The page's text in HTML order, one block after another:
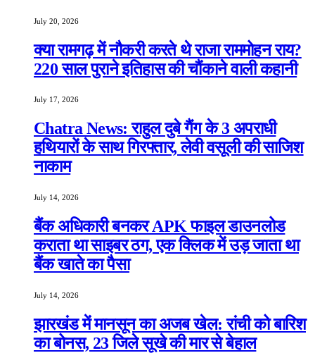
July 20, 2026
क्या रामगढ़ में नौकरी करते थे राजा राममोहन राय?
220 साल पुराने इतिहास की चौंकाने वाली कहानी
July 17, 2026
Chatra News: राहुल दुबे गैंग के 3 अपराधी
हथियारों के साथ गिरफ्तार, लेवी वसूली की साजिश
नाकाम
July 14, 2026
बैंक अधिकारी बनकर APK फाइल डाउनलोड
कराता था साइबर ठग, एक क्लिक में उड़ जाता था
बैंक खाते का पैसा
July 14, 2026
झारखंड में मानसून का अजब खेल: रांची को बारिश
का बोनस, 23 जिले सूखे की मार से बेहाल